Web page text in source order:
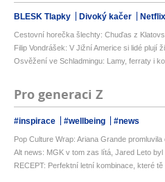
BLESK Tlapky Divoký kačer
Cestovní horečka šlechty: Chuďas z
Filip Vondrášek: V Jižní Americe si lidé plují
Osvěžení ve Schladmingu: Lamy, ferraty i
Pro generaci Z
#inspirace #wellbeing #news
Pop Culture Wrap: Ariana Grande
Alt news: MGK v tom zas lítá, Jared Leto
RECEPT: Perfektní letní kombinace, které